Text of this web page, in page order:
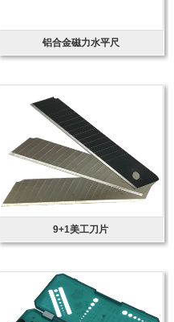
铝合金磁力水平尺
9+1美工刀片